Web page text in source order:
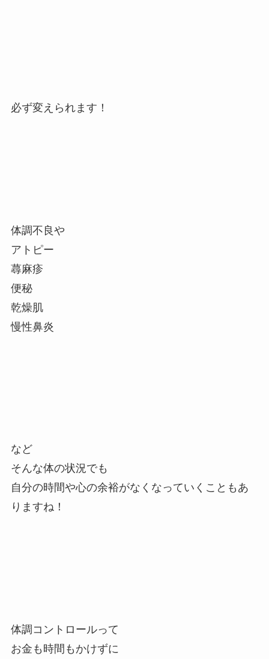
必ず変えられます！
体調不良や
アトピー
蕁麻疹
便秘
乾燥肌
慢性鼻炎
など
そんな体の状況でも
自分の時間や心の余裕がなくなっていくこともあ
りますね！
体調コントロールって
お金も時間もかけずに